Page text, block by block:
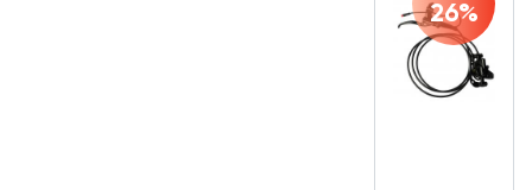
26%